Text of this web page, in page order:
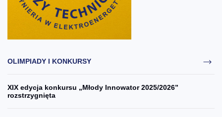
OLIMPIADY I KONKURSY
XIX edycja konkursu „Młody Innowator 2025/2026”
rozstrzygnięta